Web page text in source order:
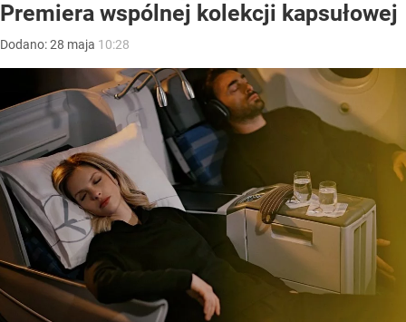
Premiera wspólnej kolekcji kapsułowej
Dodano:28 maja 10:28